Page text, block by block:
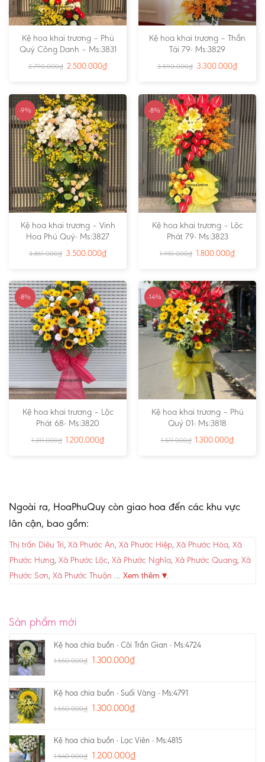
Kệ hoa khai trương – Phú
Quý Công Danh – Ms:3831
2.790.000₫ 2.500.000₫
Kệ hoa khai trương – Thần
Tài 79- Ms:3829
3.590.000₫ 3.300.000₫
-9%
Kệ hoa khai trương – Vinh
Hoa Phú Quý- Ms:3827
3.851.000₫ 3.500.000₫
-8%
Kệ hoa khai trương – Lộc
Phát 79- Ms:3823
1.951.000₫ 1.800.000₫
-8%
Kệ hoa khai trương – Lộc
Phát 68- Ms:3820
1.311.000₫ 1.200.000₫
-14%
Kệ hoa khai trương – Phú
Quý 01- Ms:3818
1.511.000₫ 1.300.000₫
Ngoài ra, HoaPhuQuy còn giao hoa đến các khu vực
lân cận, bao gồm:
Thị trấn Diêu Trì, Xã Phước An, Xã Phước Hiệp, Xã Phước Hòa, Xã
Phước Hưng, Xã Phước Lộc, Xã Phước Nghĩa, Xã Phước Quang, Xã
Phước Sơn, Xã Phước Thuận … Xem thêm ▾.
Sản phẩm mới
Kệ hoa chia buồn - Cõi Trần Gian - Ms:4724
1.550.000₫ 1.300.000₫
Kệ hoa chia buồn - Suối Vàng - Ms:4791
1.550.000₫ 1.300.000₫
Kệ hoa chia buồn - Lạc Viên - Ms:4815
1.540.000₫ 1.200.000₫